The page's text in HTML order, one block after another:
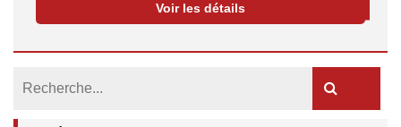
Voir les détails